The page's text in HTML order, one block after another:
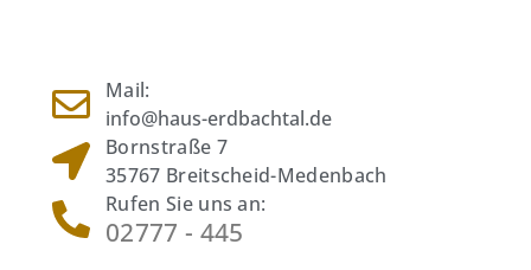
Mail:
info@haus-erdbachtal.de
Bornstraße 7
35767 Breitscheid-Medenbach
Rufen Sie uns an:
02777 - 445